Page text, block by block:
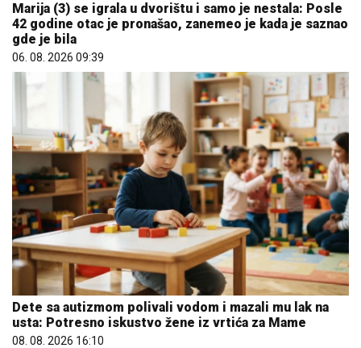
Marija (3) se igrala u dvorištu i samo je nestala: Posle
42 godine otac je pronašao, zanemeo je kada je saznao
gde je bila
06. 08. 2026 09:39
Dete sa autizmom polivali vodom i mazali mu lak na
usta: Potresno iskustvo žene iz vrtića za Mame
08. 08. 2026 16:10